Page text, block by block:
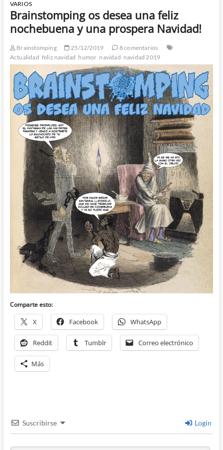
VARIOS
Brainstomping os desea una feliz
nochebuena y una prospera Navidad!
Brainstomping 25/12/2019
8 comentarios
Actualidad feliz navidad humor navidad navidad 2019
Comparte esto:
X Facebook WhatsApp
Reddit Tumblr Correo electrónico
Más
Suscribirse Login